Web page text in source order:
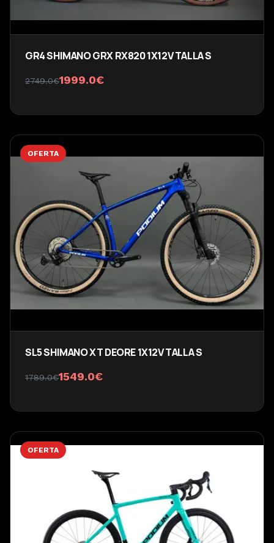
GR4 SHIMANO GRX RX820 1X12V TALLA S
2749.0€1999.0€
OFERTA
SL5 SHIMANO XT DEORE 1X12V TALLA S
1789.0€1549.0€
OFERTA